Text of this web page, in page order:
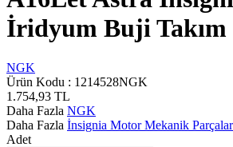
İridyum Buji Takım
NGK
Ürün Kodu : 1214528NGK
1.754,93 TL
Daha Fazla NGK
Daha Fazla İnsignia Motor Mekanik
Adet